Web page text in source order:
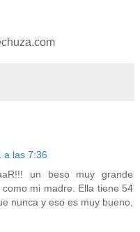
a las 7:36
un beso muy grande
mi madre. Ella tiene 54
nunca y eso es muy bueno,